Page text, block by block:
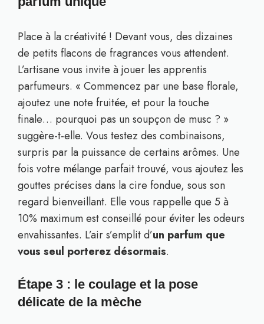
Place à la créativité ! Devant vous, des dizaines
de petits flacons de fragrances vous attendent.
L’artisane vous invite à jouer les apprentis
parfumeurs. « Commencez par une base florale,
ajoutez une note fruitée, et pour la touche
finale… pourquoi pas un soupçon de musc ? »
suggère-t-elle. Vous testez des combinaisons,
surpris par la puissance de certains arômes. Une
fois votre mélange parfait trouvé, vous ajoutez les
gouttes précises dans la cire fondue, sous son
regard bienveillant. Elle vous rappelle que 5 à
10% maximum est conseillé pour éviter les odeurs
envahissantes. L’air s’emplit d’un parfum que
vous seul porterez désormais.
Étape 3 : le coulage et la pose
délicate de la mèche